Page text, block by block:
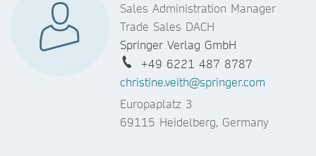
Sales Administration Manager
Trade Sales DACH
Springer Verlag GmbH
+49 6221 487 8787
christine.veith@springer.com
Europaplatz 3
69115 Heidelberg, Germany